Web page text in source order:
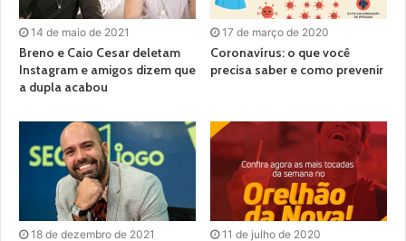
14 de maio de 2021
Breno e Caio Cesar deletam
Instagram e amigos dizem que
a dupla acabou
17 de março de 2020
Coronavírus: o que você
precisa saber e como prevenir
18 de dezembro de 2021 11 de julho de 2020